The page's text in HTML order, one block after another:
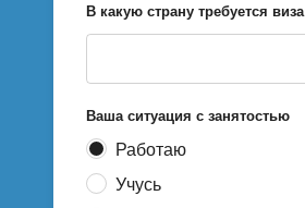
В какую страну требуется виза
Ваша ситуация с занятостью
Работаю
Учусь